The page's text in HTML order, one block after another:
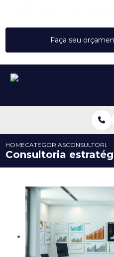
Faça seu
HOMECATEGORIASCONSULTORIA
Consultoria